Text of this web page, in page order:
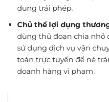
dung trái phép.
Chủ thể lợi dụng
dùng thủ đoạn chia nhỏ
sử dụng dịch vụ vận
toán trực tuyến để né
doanh hàng vi phạm.